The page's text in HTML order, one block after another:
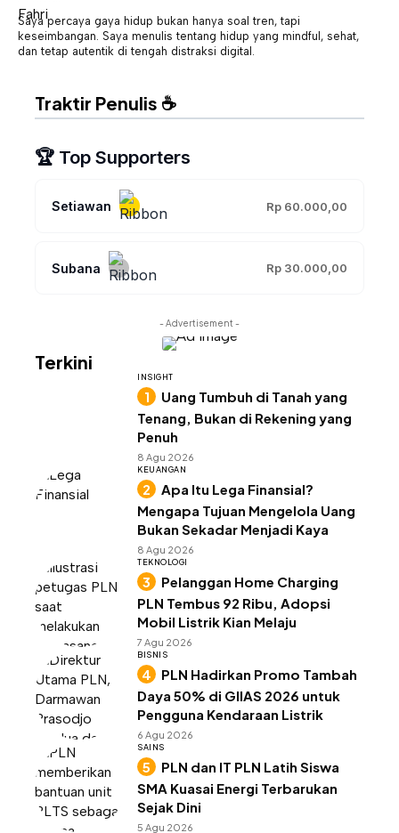
Saya percaya gaya hidup bukan hanya soal tren, tapi
keseimbangan. Saya menulis tentang hidup yang mindful, sehat,
dan tetap autentik di tengah distraksi digital.
Traktir Penulis ☕
🏆 Top Supporters
Setiawan Rp 60.000,00
Subana Rp 30.000,00
- Advertisement -
Terkini
INSIGHT
Uang Tumbuh di Tanah yang
Tenang, Bukan di Rekening yang
Penuh
8 Agu 2026
KEUANGAN
Apa Itu Lega Finansial?
Mengapa Tujuan Mengelola Uang
Bukan Sekadar Menjadi Kaya
8 Agu 2026
TEKNOLOGI
Pelanggan Home Charging
PLN Tembus 92 Ribu, Adopsi
Mobil Listrik Kian Melaju
7 Agu 2026
BISNIS
PLN Hadirkan Promo Tambah
Daya 50% di GIIAS 2026 untuk
Pengguna Kendaraan Listrik
6 Agu 2026
SAINS
PLN dan IT PLN Latih Siswa
SMA Kuasai Energi Terbarukan
Sejak Dini
5 Agu 2026